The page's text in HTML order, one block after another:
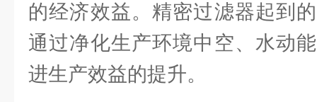
的经济效益。精密过滤器起到
通过净化生产环境中空、水动
进生产效益的提升。